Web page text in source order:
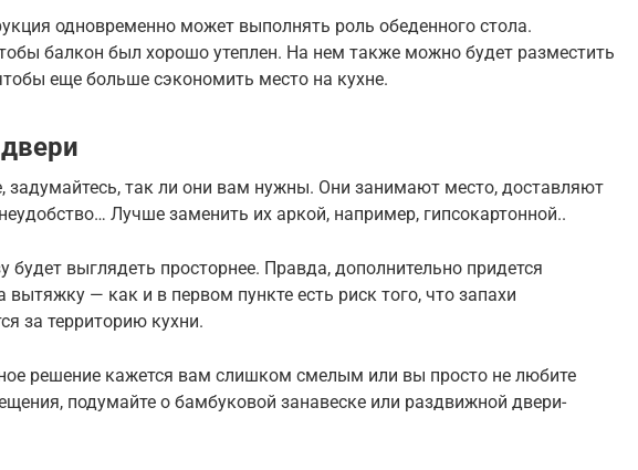
одновременно может выполнять роль обеденного стола.
балкон был хорошо утеплен. На нем также можно будет разместить
еще больше сэкономить место на кухне.
задумайтесь, так ли они вам нужны. Они занимают место, доставляют
Лучше заменить их аркой, например, гипсокартонной..
будет выглядеть просторнее. Правда, дополнительно придется
вытяжку — как и в первом пункте есть риск того, что запахи
за территорию кухни.
решение кажется вам слишком смелым или вы просто не любите
подумайте о бамбуковой занавеске или раздвижной двери-